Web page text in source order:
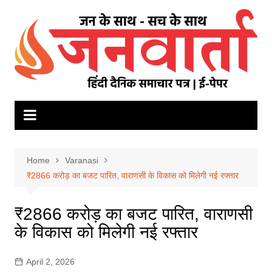
content
Home
Varanasi
₹2866 करोड़ का बजट पारित, वाराणसी के विकास को मिलेगी नई रफ्तार
₹2866 करोड़ का बजट पारित, वाराणसी
के विकास को मिलेगी नई रफ्तार
April 2, 2026